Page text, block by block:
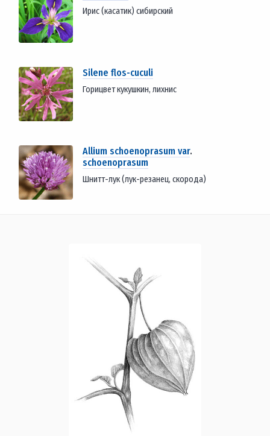
Ирис (касатик) сибирский
Silene flos-cuculi
Горицвет кукушкин, лихнис
Allium schoenoprasum var.
schoenoprasum
Шнитт-лук (лук-резанец, скорода)